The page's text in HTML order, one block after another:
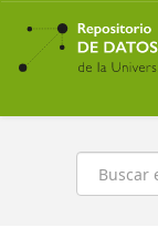
Ir
contenido
principal
Buscar